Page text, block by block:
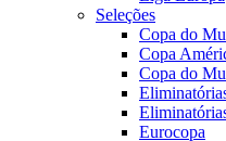
Seleções
Copa do
Copa
Copa do
Eurocopa